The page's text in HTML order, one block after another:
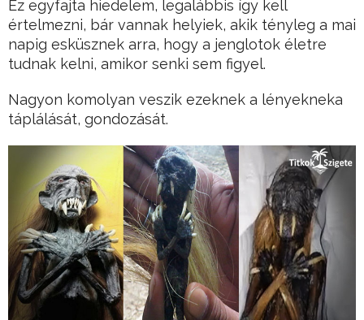
Ez egyfajta hiedelem, legalábbis így kell
értelmezni, bár vannak helyiek, akik tényleg a mai
napig esküsznek arra, hogy a jenglotok életre
tudnak kelni, amikor senki sem figyel.
Nagyon komolyan veszik ezeknek a lényekneka
táplálását, gondozását.